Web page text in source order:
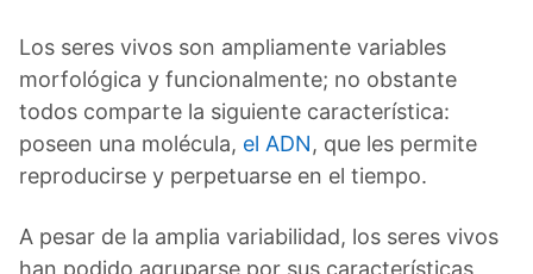
Los seres vivos son ampliamente variables
morfológica y funcionalmente; no obstante
todos comparte la siguiente característica:
poseen una molécula, el ADN, que les permite
reproducirse y perpetuarse en el tiempo.
A pesar de la amplia variabilidad, los seres vivos
han podido agruparse por sus características